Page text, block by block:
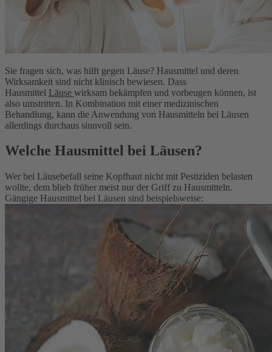
Sie fragen sich, was hilft gegen Läuse? Hausmittel und deren
Wirksamkeit sind nicht klinisch bewiesen. Dass
Hausmittel Läuse wirksam bekämpfen und vorbeugen können, ist
also umstritten. In Kombination mit einer medizinischen
Behandlung, kann die Anwendung von Hausmitteln bei Läusen
allerdings durchaus sinnvoll sein.
Welche Hausmittel bei Läusen?
Wer bei Läusebefall seine Kopfhaut nicht mit Pestiziden belasten
wollte, dem blieb früher meist nur der Griff zu Hausmitteln.
Gängige Hausmittel bei Läusen sind beispielsweise: